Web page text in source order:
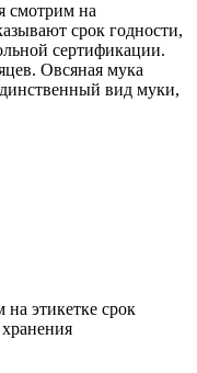
смотрим на
срок годности,
сертификации.
Овсяная мука
вид муки,
этикетке срок